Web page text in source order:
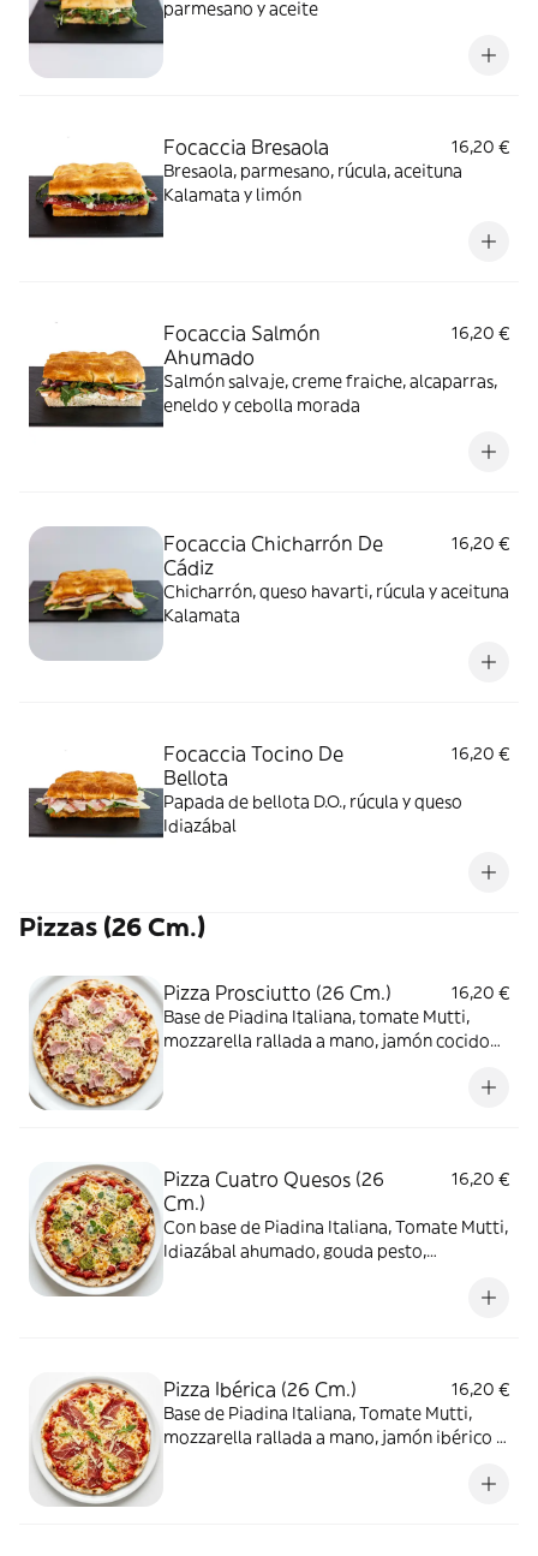
parmesano y aceite
Focaccia Bresaola
16,20 €
Bresaola, parmesano, rúcula, aceituna
Kalamata y limón
Focaccia Salmón
Ahumado
16,20 €
Salmón salvaje, creme fraiche, alcaparras,
eneldo y cebolla morada
Focaccia Chicharrón De
Cádiz
16,20 €
Chicharrón, queso havarti, rúcula y aceituna
Kalamata
Focaccia Tocino De
Bellota
16,20 €
Papada de bellota D.O., rúcula y queso
Idiazábal
Pizzas (26 Cm.)
Pizza Prosciutto (26 Cm.)
16,20 €
Base de Piadina Italiana, tomate Mutti,
mozzarella rallada a mano, jamón cocido
Pizza Cuatro Quesos (26
Cm.)
16,20 €
Con base de Piadina Italiana, Tomate Mutti,
Idiazábal ahumado, gouda pesto,
Pizza Ibérica (26 Cm.)
16,20 €
Base de Piadina Italiana, Tomate Mutti,
mozzarella rallada a mano, jamón ibérico y